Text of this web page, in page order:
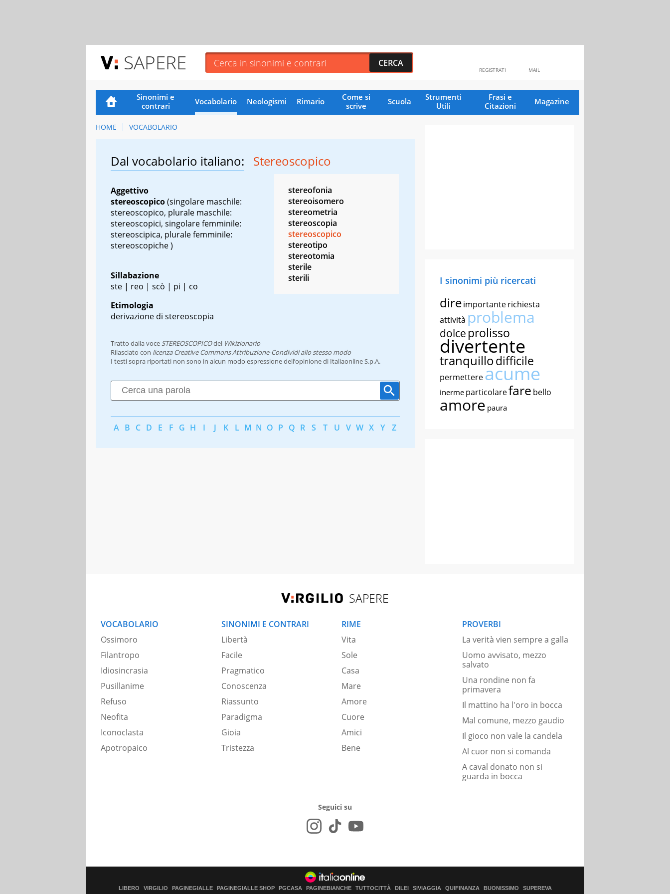
SAPERE MAIL
REGISTRATI
Sinonimi e
contrari
Vocabolario Neologismi Rimario
Come si
scrive
Scuola
Strumenti
Utili
Frasi e
Citazioni
Magazine
HOME VOCABOLARIO
Dal vocabolario italiano: Stereoscopico
Aggettivo
stereoscopico(singolare maschile:
stereoscopico, plurale maschile:
stereoscopici, singolare femminile:
stereoscipica, plurale femminile:
stereoscopiche )
Sillabazione
ste | reo | scò | pi | co
Etimologia
derivazione di stereoscopia
stereofonia
stereoisomero
stereometria
stereoscopia
stereoscopico
stereotipo
stereotomia
sterile
sterili
Tratto dalla voce STEREOSCOPICOdel Wikizionario
Rilasciato con licenza Creative Commons Attribuzione-Condividi allo stesso modo
I testi sopra riportati non sono in alcun modo espressione dell’opinione di Italiaonline S.p.A.
A B C D E F G H I J K L M N O P Q R S T U V W X Y Z
I sinonimi più ricercati
direimportanterichiesta
attività problema
dolce prolisso
divertente
tranquillodifficile
permettereacume
inerme particolarefare bello
amore paura
SAPERE
VOCABOLARIO
Ossimoro
Filantropo
Idiosincrasia
Pusillanime
Refuso
Neofita
Iconoclasta
Apotropaico
SINONIMI E CONTRARI
Libertà
Facile
Pragmatico
Conoscenza
Riassunto
Paradigma
Gioia
Tristezza
RIME
Vita
Sole
Casa
Mare
Amore
Cuore
Amici
Bene
PROVERBI
La verità vien sempre a galla
Uomo avvisato, mezzo
salvato
Una rondine non fa
primavera
Il mattino ha l'oro in bocca
Mal comune, mezzo gaudio
Il gioco non vale la candela
Al cuor non si comanda
A caval donato non si
guarda in bocca
Seguici su
LIBERO VIRGILIO PAGINEGIALLE PAGINEGIALLE SHOP PGCASA PAGINEBIANCHE TUTTOCITTÀ DILEI SIVIAGGIA QUIFINANZA BUONISSIMO SUPEREVA